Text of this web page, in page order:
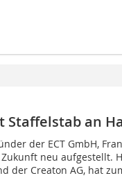
an
der ECT GmbH,
neu aufgestellt.
der Creaton AG, hat